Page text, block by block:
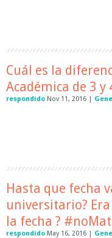
Cuál es la
Académica de 3 y
respondido Nov 11, 2016 |
Hasta que fecha
universitario?
la fecha ?
respondido May 16, 2016 |